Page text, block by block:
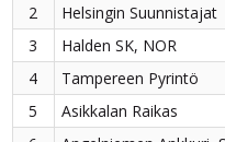
2
Helsingin Suunnistajat
3
Halden SK, NOR
4
Tampereen Pyrintö
5
Asikkalan Raikas